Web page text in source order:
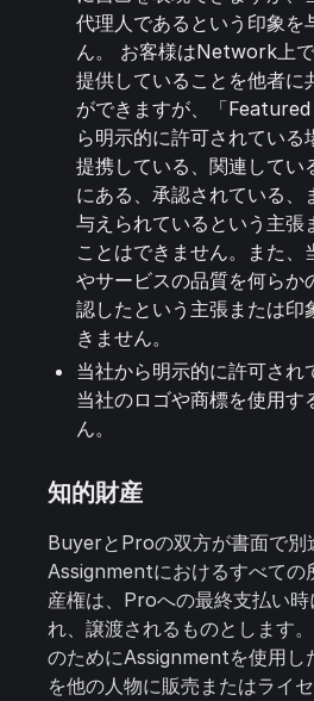
代理人であるという印象を
ん。 お客様はNetwork上
提供していることを他者に
ができますが、「
ら明示的に許可されている
提携している、関連してい
にある、承認されている、
与えられているという主張
ことはできません。また、
やサービスの品質を何らか
認したという主張または印
きません。
当社から明示的に許可され
当社のロゴや商標を使用す
ん。
知的財産
BuyerとProの双方が書面で別
Assignmentにおけるすべての
産権は、Proへの最終支払い
れ、譲渡されるものとします
のためにAssignmentを使用
を他の人物に販売またはライ